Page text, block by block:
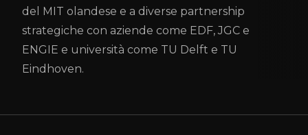
del MIT olandese e a diverse partnership
strategiche con aziende come EDF, JGC e
ENGIE e università come TU Delft e TU
Eindhoven.